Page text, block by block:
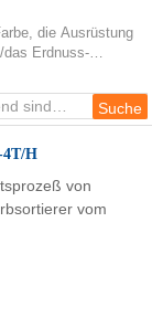
die Ausrüstung
Erdnuss-
4T/H
von
vom